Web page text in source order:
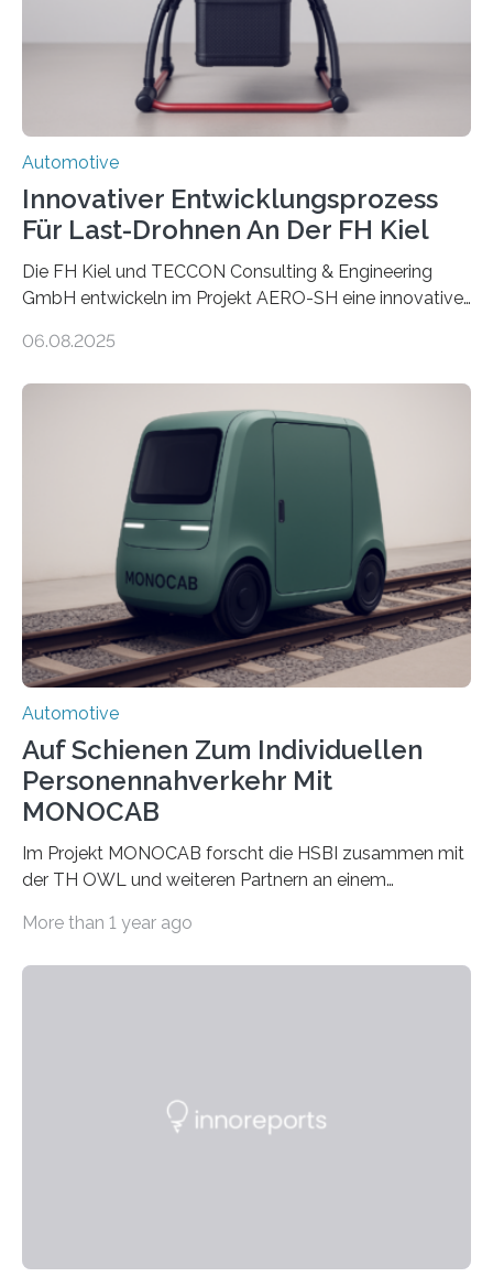
Rohstahl sogar das zehnfache. Forschende des
Fraunhofer-Instituts für Gießerei-, Composite- und
Verarbeitungstechnik IGCV wollen…
Automotive
Innovativer Entwicklungsprozess
Für Last-Drohnen An Der FH Kiel
Die FH Kiel und TECCON Consulting & Engineering
GmbH entwickeln im Projekt AERO-SH eine innovative,
zu 100 kg Nutzlast. Ein softwarebasierter,
energieeffiziente Drohnen für die maritime und
logistische Branche. Ziel ist es, Entwicklungskosten zu
senken und den Technologietransfer in eine nachhaltige
Luftlogistik zu fördern. Das Bundesministerium für
Forschung, Technologie und Raumfahrt fördert das
Transferprojekt mit einer Laufzeit von drei Jahren mit
660.000 Euro. Forschende der FH Kiel…
06.08.2025
Automotive
Auf Schienen Zum Individuellen
Personennahverkehr Mit
MONOCAB
Im Projekt MONOCAB forscht die HSBI zusammen mit
der TH OWL und weiteren Partnern an einem
stillgelegten Gleisen den Individualverkehr im
Schienenfahrzeugen die vorhandene Infrastruktur
More than 1 year ago